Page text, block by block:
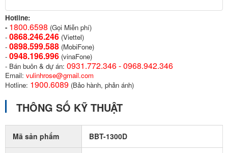
Hotline:
- 1800.6598 (Gọi Miễn phí)
- 0868.246.246 (Viettel)
- 0898.599.588 (MobiFone)
- 0948.196.996 (vinaFone)
- Bán buôn & dự án: 0931.772.346 - 0968.942.346
Email: vulinhrose@gmail.com
Hotline: 1900.6089 (Bảo hành, phản ánh)
THÔNG SỐ KỸ THUẬT
Mã sản phẩm BBT-1300D